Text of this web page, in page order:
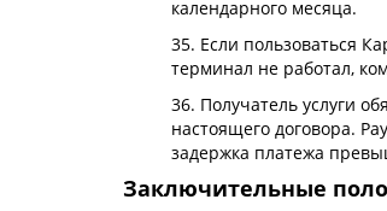
календарного месяца.
35. Если пользоваться
терминал не работал,
36. Получатель услуги
настоящего договора.
задержка платежа
Заключительные